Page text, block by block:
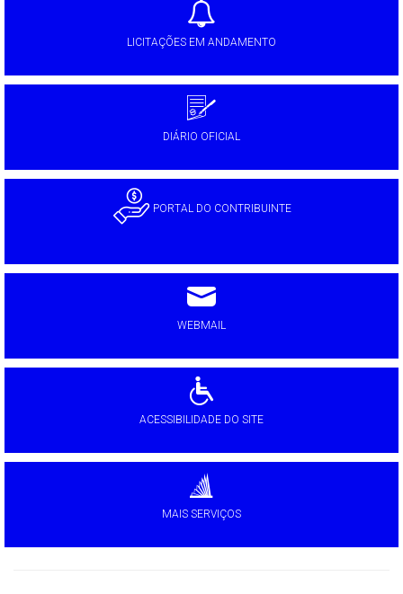
LICITAÇÕES EM ANDAMENTO
DIÁRIO OFICIAL
PORTAL DO CONTRIBUINTE
WEBMAIL
ACESSIBILIDADE DO SITE
MAIS SERVIÇOS